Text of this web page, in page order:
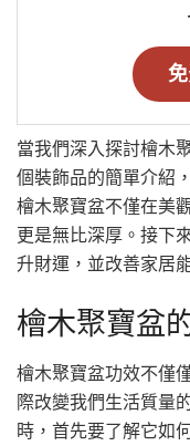
當我們深入探討檜木
個裝飾品的簡單介紹
檜木聚寶盆不僅在美
更是無比深厚。接下
升財運，並改善家居
檜木聚寶盆
檜木聚寶盆功效不僅
際改變我們生活質量
時，首先要了解它如